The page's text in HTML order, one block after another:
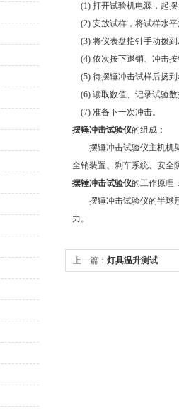
(1) 打开试验机电源，起摆
(2) 安放试样，将试样水
(3) 将仪表盘指针手动拨到
(4) 依次按下退销、冲击
(5) 待摆锤冲击试样后扬
(6) 读取数值、记录试验数
(7) 准备下一次冲击。
摆锤冲击试验仪的组成：
摆锤冲击试验仪主机机架
全销装置、刹车系统、安全
摆锤冲击试验仪的工作原理
摆锤冲击试验仪的半球形
力。
上一篇： 灯具温升测试